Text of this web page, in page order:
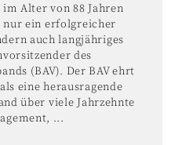
Alter von 88 Jahren
ein erfolgreicher
auch langjähriges
des
(BAV). Der BAV ehrt
eine herausragende
über viele Jahrzehnte
...